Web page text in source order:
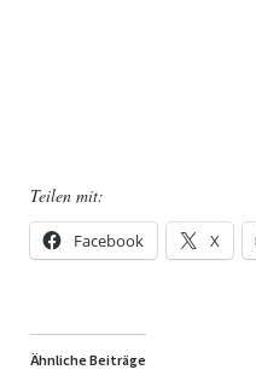
Teilen mit:
Facebook X
Ähnliche Beiträge